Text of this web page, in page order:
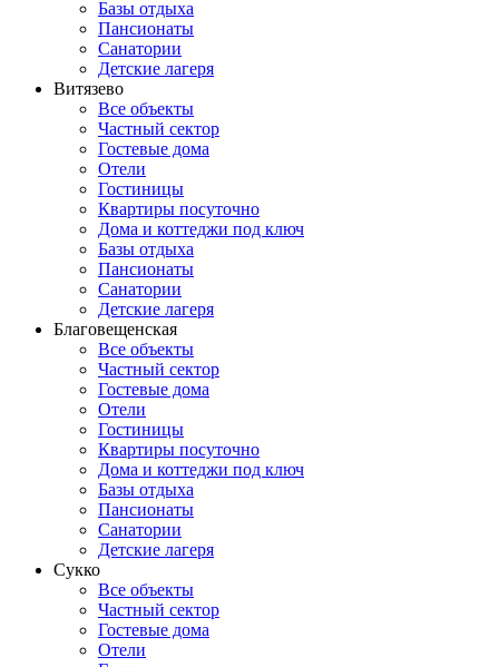
Базы отдыха
Пансионаты
Санатории
Детские лагеря
Витязево
Все объекты
Частный сектор
Гостевые дома
Отели
Гостиницы
Квартиры посуточно
Дома и коттеджи под ключ
Базы отдыха
Пансионаты
Санатории
Детские лагеря
Благовещенская
Все объекты
Частный сектор
Гостевые дома
Отели
Гостиницы
Квартиры посуточно
Дома и коттеджи под ключ
Базы отдыха
Пансионаты
Санатории
Детские лагеря
Сукко
Все объекты
Частный сектор
Гостевые дома
Отели